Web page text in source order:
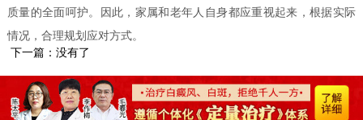
质量的全面呵护。因此，家属和老年人自身都应重视起来，根据实际
情况，合理规划应对方式。
下一篇：没有了